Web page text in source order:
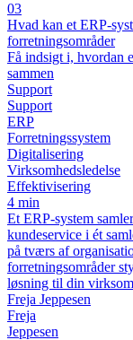
03
Hvad kan et ERP-
forretningsområder
Få indsigt i, hvordan
sammen
Support
Support
ERP
Forretningssystem
Digitalisering
Virksomhedsledelse
Effektivisering
4 min
Et ERP-system
kundeservice i ét
på tværs af
forretningsområder
løsning til din
Freja Jeppesen
Freja
Jeppesen